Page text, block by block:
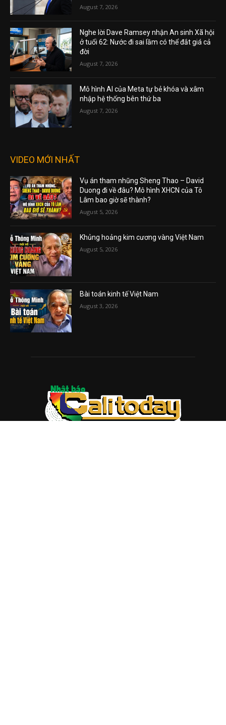
August 7, 2026
Nghe lời Dave Ramsey nhận An sinh Xã hội
ở tuổi 62: Nước đi sai lầm có thể đắt giá cả
đời
August 7, 2026
Mô hình AI của Meta tự bẻ khóa và xâm
nhập hệ thống bên thứ ba
August 7, 2026
VIDEO MỚI NHẤT
Vụ án tham nhũng Sheng Thao – David
Duong đi về đâu? Mô hình XHCN của Tô
Lâm bao giờ sẽ thành?
August 5, 2026
Khủng hoảng kim cương vàng Việt Nam
August 5, 2026
Bài toán kinh tế Việt Nam
August 3, 2026